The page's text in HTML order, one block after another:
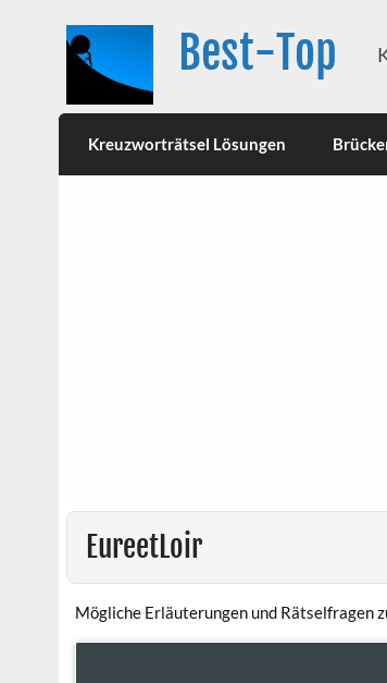
Best-Top
Kreuzworträtsel Lösungen
EureetLoir
Mögliche Erläuterungen und Rätselfragen